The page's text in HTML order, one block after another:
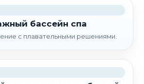
бассейн спа
с плавательными решениями.